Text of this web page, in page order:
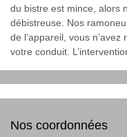
du bistre est mince, alors
débistreuse. Nos
de l’appareil, vous
votre conduit.
Nos coordonnées